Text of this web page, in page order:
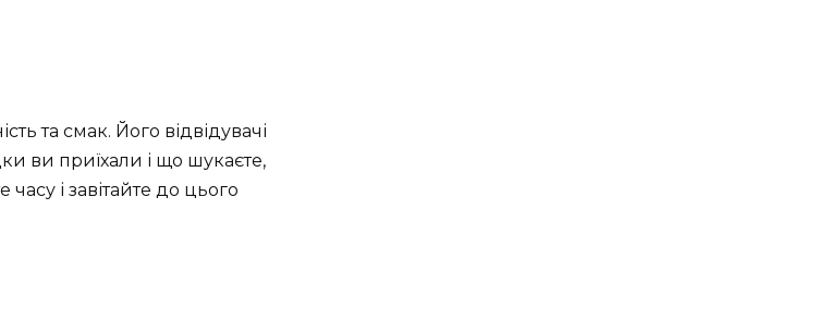
та смак. Його відвідувачі
ви приїхали і що шукаєте,
часу і завітайте до цього